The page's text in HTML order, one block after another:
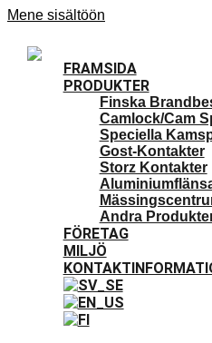
Mene sisältöön
FRAMSIDA
PRODUKTER
Finska
Camlock/Cam
Speciella
Gost-Kontakter
Storz Kontakter
Andra
FÖRETAG
MILJÖ